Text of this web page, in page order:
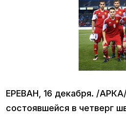
ЕРЕВАН, 16 декабря. /
состоявшейся в четверг